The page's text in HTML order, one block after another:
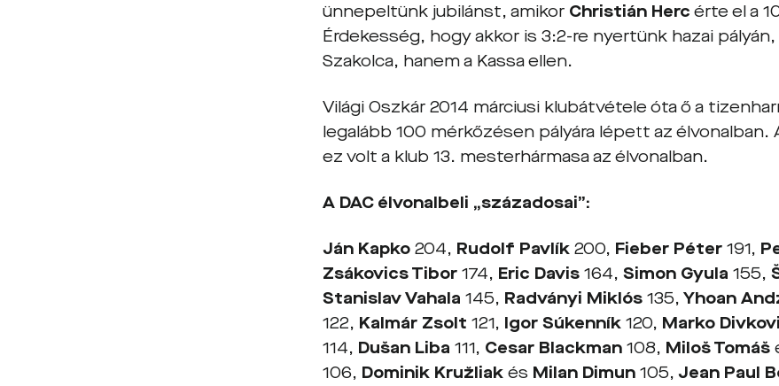
ünnepeltünk jubilánst, amikor Christián Herc érte el a
Érdekesség, hogy akkor is 3:2-re nyertünk hazai
Szakolca, hanem a Kassa ellen.
Világi Oszkár 2014 márciusi klubátvétele óta ő a
legalább 100 mérkőzésen pályára lépett az élvonalban.
ez volt a klub 13. mesterhármasa az élvonalban.
A DAC élvonalbeli „századosai”:
Ján Kapko204, Rudolf Pavlík200, Fieber Péter191,
Zsákovics Tibor174, Eric Davis164, Simon Gyula155,
Stanislav Vahala145, Radványi Miklós135, Yhoan
122, Kalmár Zsolt 121, Igor Súkenník120, Marko
114, Dušan Liba111, Cesar Blackman108, Miloš Tomáš
106, Dominik Kružliakés Milan Dimun105, Jean Paul